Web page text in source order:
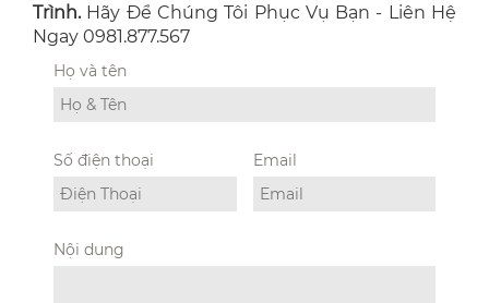
Trình. Hãy Để Chúng Tôi Phục Vụ Bạn - Liên Hệ
Ngay 0981.877.567
Họ và tên
Số điện thoại Email
Nội dung